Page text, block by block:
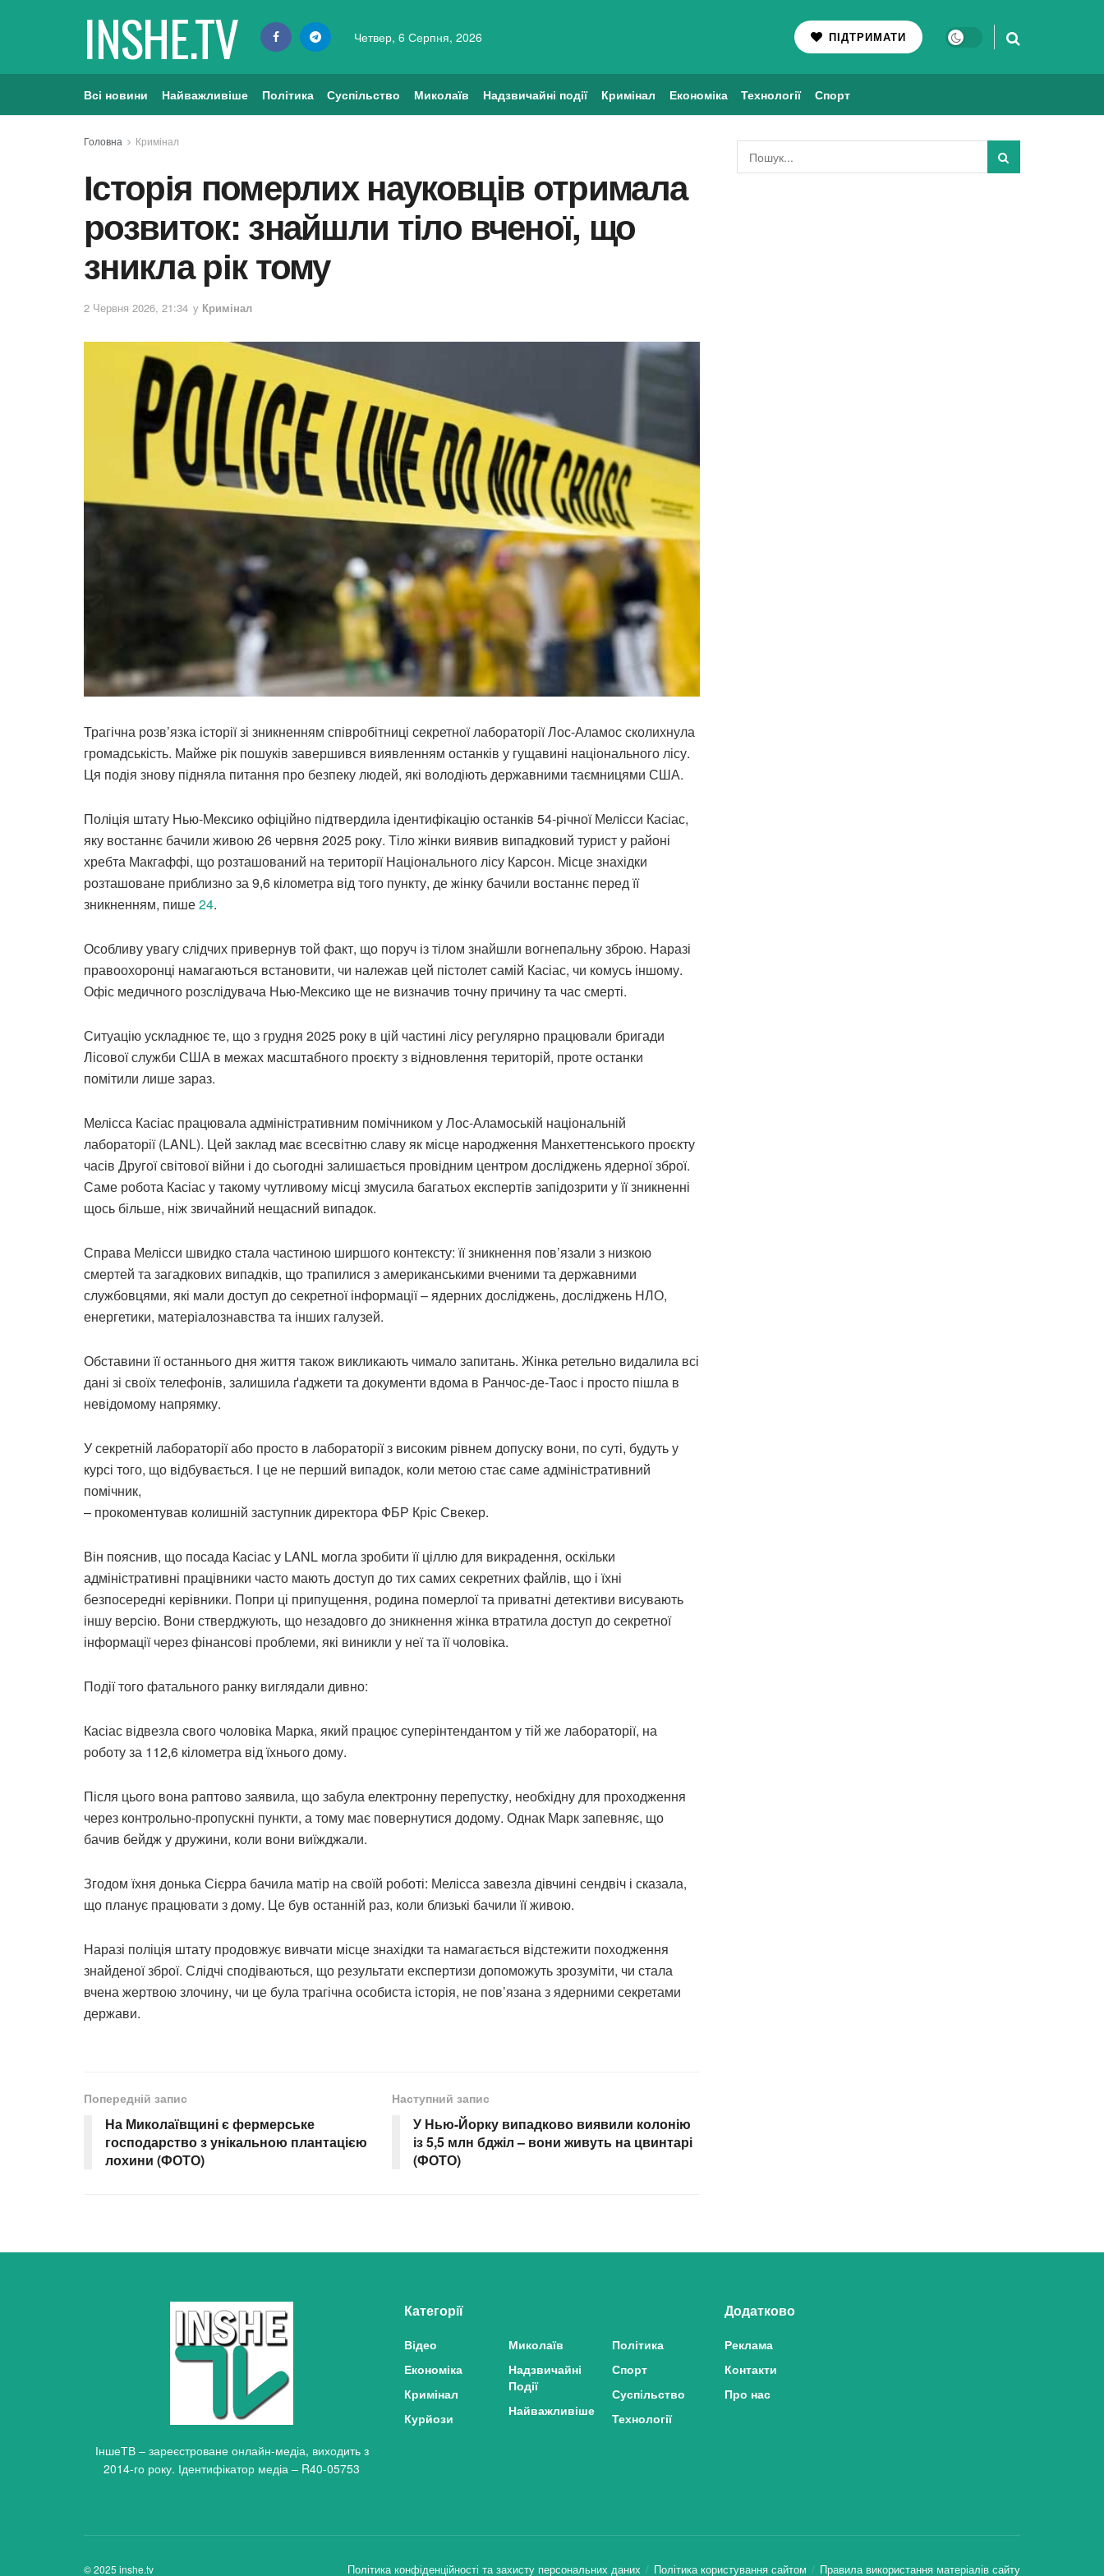
INSHE.TV Четвер, 6 Серпня, 2026 ПІДТРИМАТИ
Всі новини Найважливіше Політика Суспільство Миколаїв Надзвичайні події Кримінал Економіка Технології Спорт
Головна Кримінал
Історія померлих науковців отримала
розвиток: знайшли тіло вченої, що
зникла рік тому
2 Червня 2026, 21:34 у Кримінал
Трагічна розв’язка історії зі зникненням співробітниці секретної лабораторії Лос-Аламос сколихнула
громадськість. Майже рік пошуків завершився виявленням останків у гущавині національного лісу.
Ця подія знову підняла питання про безпеку людей, які володіють державними таємницями США.
Поліція штату Нью-Мексико офіційно підтвердила ідентифікацію останків 54-річної Мелісси Касіас,
яку востаннє бачили живою 26 червня 2025 року. Тіло жінки виявив випадковий турист у районі
хребта Макгаффі, що розташований на території Національного лісу Карсон. Місце знахідки
розташоване приблизно за 9,6 кілометра від того пункту, де жінку бачили востаннє перед її
зникненням, пише24.
Особливу увагу слідчих привернув той факт, що поруч із тілом знайшли вогнепальну зброю. Наразі
правоохоронці намагаються встановити, чи належав цей пістолет самій Касіас, чи комусь іншому.
Офіс медичного розслідувача Нью-Мексико ще не визначив точну причину та час смерті.
Ситуацію ускладнює те, що з грудня 2025 року в цій частині лісу регулярно працювали бригади
Лісової служби США в межах масштабного проєкту з відновлення територій, проте останки
помітили лише зараз.
Мелісса Касіас працювала адміністративним помічником у Лос-Аламоській національній
лабораторії (LANL). Цей заклад має всесвітню славу як місце народження Манхеттенського проєкту
часів Другої світової війни і до сьогодні залишається провідним центром досліджень ядерної зброї.
Саме робота Касіас у такому чутливому місці змусила багатьох експертів запідозрити у її зникненні
щось більше, ніж звичайний нещасний випадок.
Справа Мелісси швидко стала частиною ширшого контексту: її зникнення пов’язали з низкою
смертей та загадкових випадків, що трапилися з американськими вченими та державними
службовцями, які мали доступ до секретної інформації – ядерних досліджень, досліджень НЛО,
енергетики, матеріалознавства та інших галузей.
Обставини її останнього дня життя також викликають чимало запитань. Жінка ретельно видалила всі
дані зі своїх телефонів, залишила ґаджети та документи вдома в Ранчос-де-Таос і просто пішла в
невідомому напрямку.
У секретній лабораторії або просто в лабораторії з високим рівнем допуску вони, по суті, будуть у
курсі того, що відбувається. І це не перший випадок, коли метою стає саме адміністративний
помічник,
– прокоментував колишній заступник директора ФБР Кріс Свекер.
Він пояснив, що посада Касіас у LANL могла зробити її ціллю для викрадення, оскільки
адміністративні працівники часто мають доступ до тих самих секретних файлів, що і їхні
безпосередні керівники. Попри ці припущення, родина померлої та приватні детективи висувають
іншу версію. Вони стверджують, що незадовго до зникнення жінка втратила доступ до секретної
інформації через фінансові проблеми, які виникли у неї та її чоловіка.
Події того фатального ранку виглядали дивно:
Касіас відвезла свого чоловіка Марка, який працює суперінтендантом у тій же лабораторії, на
роботу за 112,6 кілометра від їхнього дому.
Після цього вона раптово заявила, що забула електронну перепустку, необхідну для проходження
через контрольно-пропускні пункти, а тому має повернутися додому. Однак Марк запевняє, що
бачив бейдж у дружини, коли вони виїжджали.
Згодом їхня донька Сієрра бачила матір на своїй роботі: Мелісса завезла дівчині сендвіч і сказала,
що планує працювати з дому. Це був останній раз, коли близькі бачили її живою.
Наразі поліція штату продовжує вивчати місце знахідки та намагається відстежити походження
знайденої зброї. Слідчі сподіваються, що результати експертизи допоможуть зрозуміти, чи стала
вчена жертвою злочину, чи це була трагічна особиста історія, не пов’язана з ядерними секретами
держави.
Попередній запис
На Миколаївщині є фермерське
господарство з унікальною плантацією
лохини (ФОТО)
Наступний запис
У Нью-Йорку випадково виявили колонію
із 5,5 млн бджіл – вони живуть на цвинтарі
(ФОТО)
ІншеТВ – зареєстроване онлайн-медіа, виходить з
2014-го року. Ідентифікатор медіа – R40-05753
Категорії
Відео
Економіка
Кримінал
Курйози
Миколаїв
Надзвичайні
Події
Найважливіше
Політика
Спорт
Суспільство
Технології
Додатково
Реклама
Контакти
Про нас
Політика конфіденційності та захисту персональних даних Політика користування сайтом Правила використання матеріалів сайту
© 2025 inshe.tv